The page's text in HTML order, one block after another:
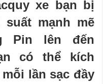
xe bạn bị
mạnh mẽ
Pin lên đến
có thể kích
lần sạc đầy